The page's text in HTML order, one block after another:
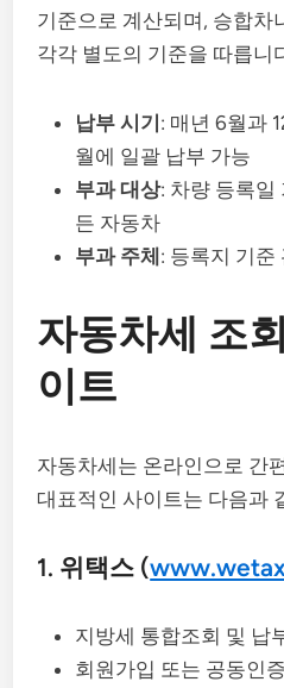
기준으로 계산되며, 승합차
각각 별도의 기준을 따릅니
납부 시기: 매년 6월과
월에 일괄 납부 가능
부과 대상: 차량 등록일
든 자동차
부과 주체: 등록지 기준
자동차세 조
이트
자동차세는 온라인으로 간
대표적인 사이트는 다음과
1. 위택스 (
지방세 통합조회 및 납
회원가입 또는 공동인